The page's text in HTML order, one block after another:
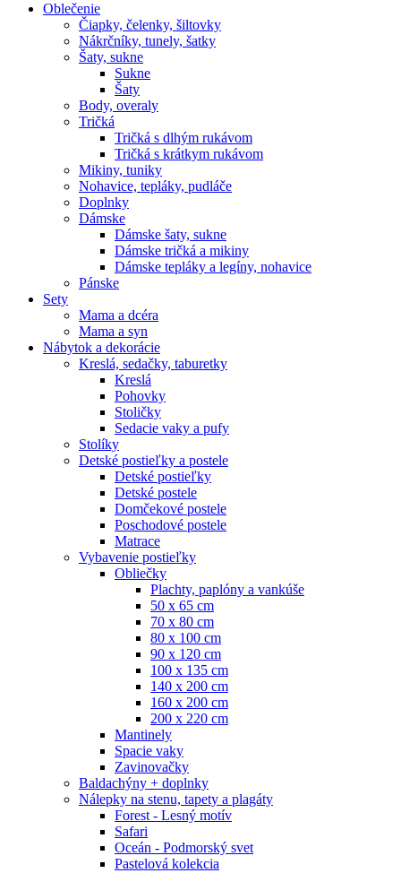
Oblečenie
Čiapky, čelenky, šiltovky
Nákrčníky, tunely, šatky
Šaty, sukne
Sukne
Šaty
Body, overaly
Tričká
Tričká s dlhým rukávom
Tričká s krátkym rukávom
Mikiny, tuniky
Nohavice, tepláky, pudláče
Doplnky
Dámske
Dámske šaty, sukne
Dámske tričká a mikiny
Dámske tepláky a legíny, nohavice
Pánske
Sety
Mama a dcéra
Mama a syn
Nábytok a dekorácie
Kreslá, sedačky, taburetky
Kreslá
Pohovky
Stoličky
Sedacie vaky a pufy
Stolíky
Detské postieľky a postele
Detské postieľky
Detské postele
Domčekové postele
Poschodové postele
Matrace
Vybavenie postieľky
Obliečky
Plachty, paplóny a vankúše
50 x 65 cm
70 x 80 cm
80 x 100 cm
90 x 120 cm
100 x 135 cm
140 x 200 cm
160 x 200 cm
200 x 220 cm
Mantinely
Spacie vaky
Zavinovačky
Baldachýny + doplnky
Nálepky na stenu, tapety a plagáty
Forest - Lesný motív
Safari
Oceán - Podmorský svet
Pastelová kolekcia